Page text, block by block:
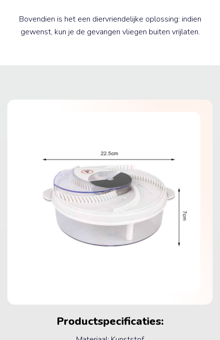
Bovendien is het een diervriendelijke oplossing: indien
gewenst, kun je de gevangen vliegen buiten vrijlaten.
Productspecificaties: